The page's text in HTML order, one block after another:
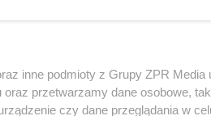
inne podmioty z Grupy ZPR
przetwarzamy dane osobowe,
czy dane przeglądania w